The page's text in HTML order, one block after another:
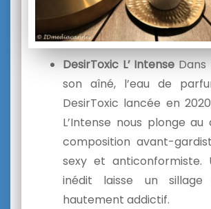
DesirToxic L’ IntenseDans
son aîné, l’eau de
DesirToxic lancée en
L’Intense nous plonge
composition avant-
sexy et anticonformiste.
inédit laisse un sillage
hautement addictif.